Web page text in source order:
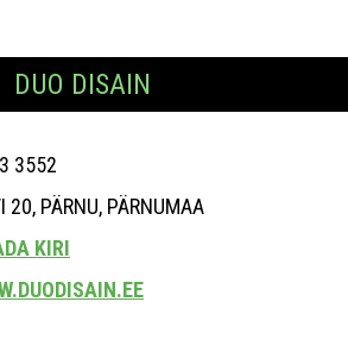
DUO DISAIN
3552
20, PÄRNU, PÄRNUMAA
KIRI